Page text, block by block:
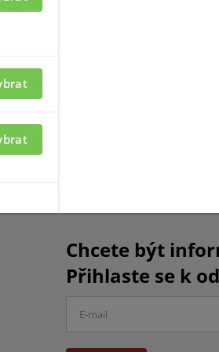
HIKVISION AX PRO
Chcete být
Přihlaste se k